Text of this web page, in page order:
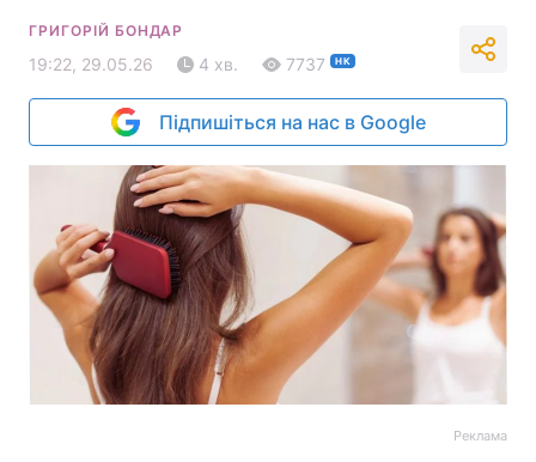
ГРИГОРІЙ БОНДАР
19:22, 29.05.26 4 хв. 7737 НК
Підпишіться на нас в Google
Реклама